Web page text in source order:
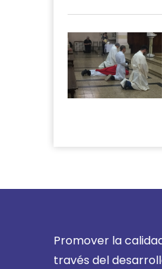
Promover la
través del